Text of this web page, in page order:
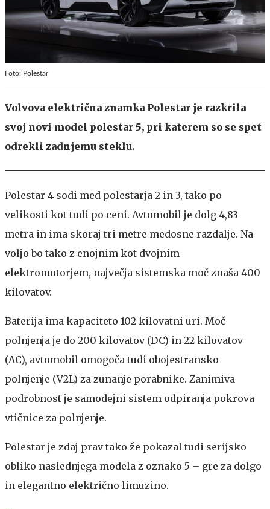
Foto: Polestar
Volvova električna znamka Polestar je razkrila
svoj novi model polestar 5, pri katerem so se spet
odrekli zadnjemu steklu.
Polestar 4 sodi med polestarja 2 in 3, tako po
velikosti kot tudi po ceni. Avtomobil je dolg 4,83
metra in ima skoraj tri metre medosne razdalje. Na
voljo bo tako z enojnim kot dvojnim
elektromotorjem, največja sistemska moč znaša 400
kilovatov.
Baterija ima kapaciteto 102 kilovatni uri. Moč
polnjenja je do 200 kilovatov (DC) in 22 kilovatov
(AC), avtomobil omogoča tudi obojestransko
polnjenje (V2L) za zunanje porabnike. Zanimiva
podrobnost je samodejni sistem odpiranja pokrova
vtičnice za polnjenje.
Polestar je zdaj prav tako že pokazal tudi serijsko
obliko naslednjega modela z oznako 5 – gre za dolgo
in elegantno električno limuzino.